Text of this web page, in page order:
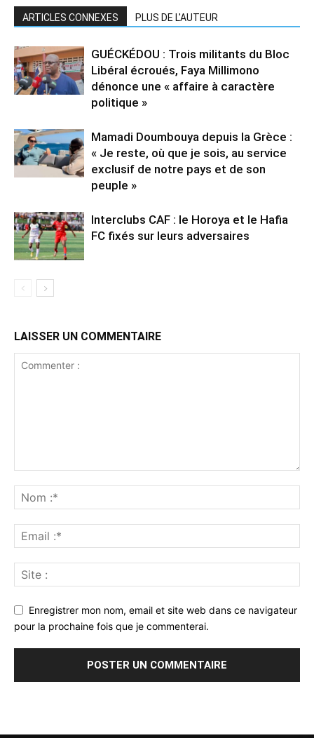
ARTICLES CONNEXES PLUS DE L'AUTEUR
GUÉCKÉDOU : Trois militants du Bloc
Libéral écroués, Faya Millimono
dénonce une « affaire à caractère
politique »
Mamadi Doumbouya depuis la Grèce :
« Je reste, où que je sois, au service
exclusif de notre pays et de son
peuple »
Interclubs CAF : le Horoya et le Hafia
FC fixés sur leurs adversaires
LAISSER UN COMMENTAIRE
Enregistrer mon nom, email et site web dans ce navigateur
pour la prochaine fois que je commenterai.